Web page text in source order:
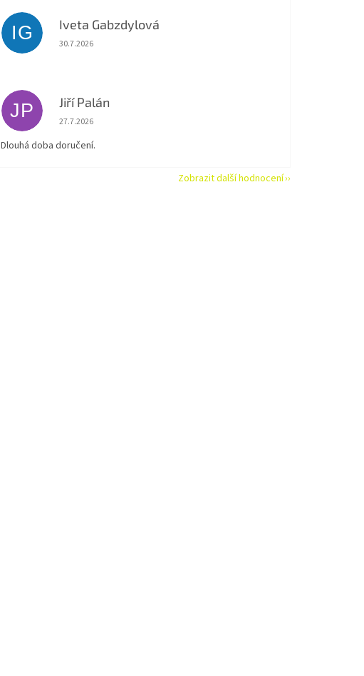
IG Iveta Gabzdylová
Hodnocení obchodu je 5 z 5 hvězdiček.
30.7.2026
JP Jiří Palán
Hodnocení obchodu je 5 z 5 hvězdiček.
27.7.2026
Dlouhá doba doručení.
Zobrazit další hodnocení